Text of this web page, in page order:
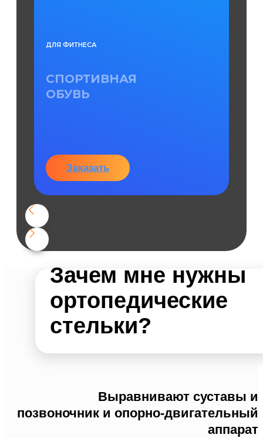
ДЛЯ ФИТНЕСА
СПОРТИВНАЯ
ОБУВЬ
Заказать
Зачем мне нужны
ортопедические
стельки?
Выравнивают суставы и
позвоночник и опорно-двигательный
аппарат